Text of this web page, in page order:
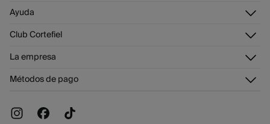
Registrarme
Direcciones de envío
Tarjeta regalo online
Tarjeta abono
Ayuda
Atención al cliente
Preguntas frecuentes
Cambios, devoluciones y desistimiento
Club Cortefiel
La empresa
Trabaja con nosotros
Métodos de pago